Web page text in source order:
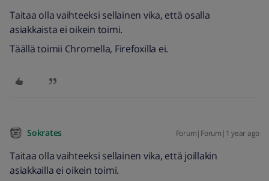
Taitaa olla vaihteeksi sellainen vika, että osalla
asiakkaista ei oikein toimi.
Täällä toimii Chromella, Firefoxilla ei.
Sokrates Forum|Forum|1 year ago
Taitaa olla vaihteeksi sellainen vika, että joillakin
asiakkailla ei oikein toimi.